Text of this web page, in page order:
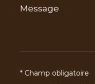
Message
*
* Champ obligatoire